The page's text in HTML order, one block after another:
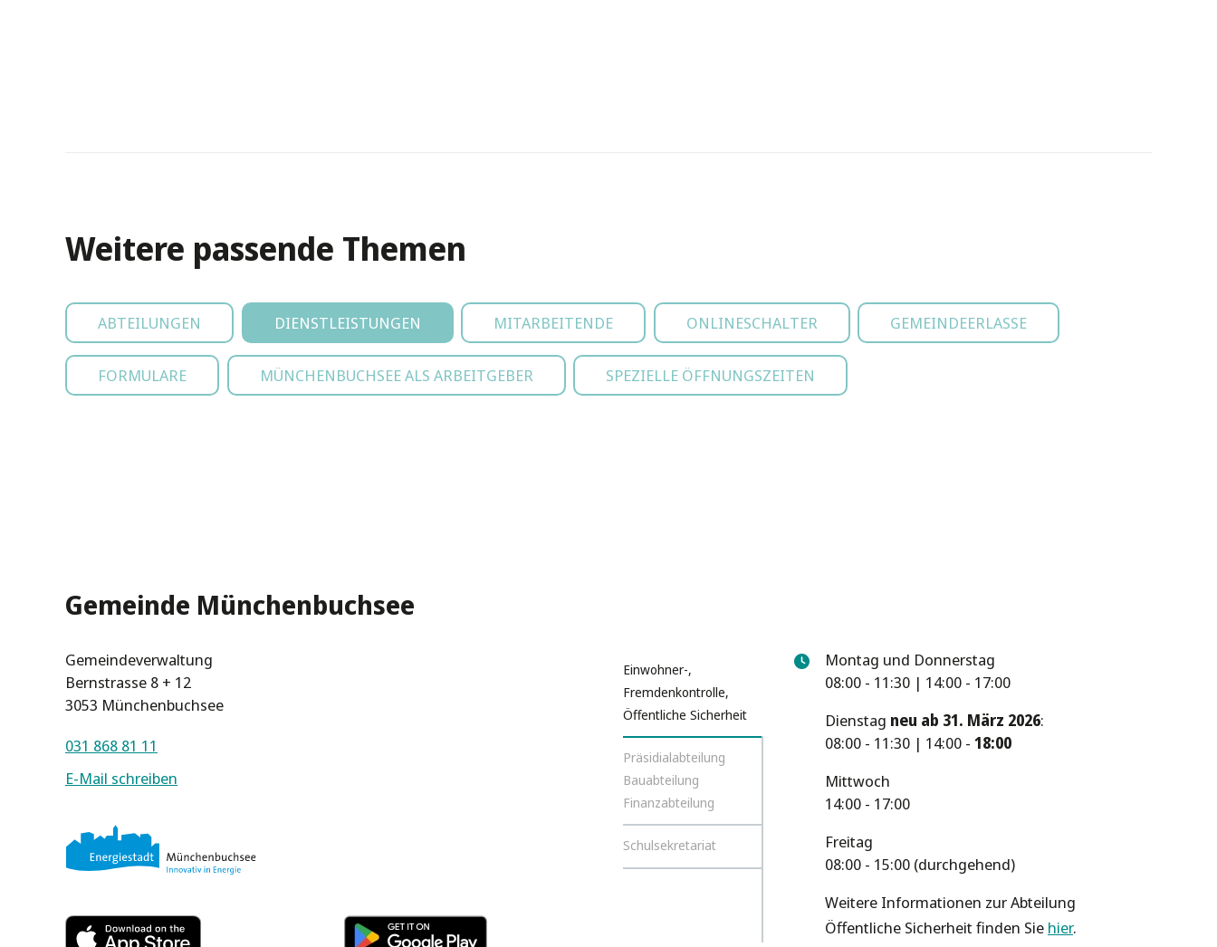
Weitere passende Themen
ABTEILUNGEN DIENSTLEISTUNGEN MITARBEITENDE ONLINESCHALTER GEMEINDEERLASSE
FORMULARE MÜNCHENBUCHSEE ALS ARBEITGEBER SPEZIELLE ÖFFNUNGSZEITEN
Gemeinde Münchenbuchsee
Gemeindeverwaltung
Bernstrasse 8 + 12
3053 Münchenbuchsee
031 868 81 11
E-Mail schreiben
Einwohner-,
Fremdenkontrolle,
Öffentliche Sicherheit
Präsidialabteilung
Bauabteilung
Finanzabteilung
Schulsekretariat
Montag und Donnerstag
08:00 - 11:30 | 14:00 - 17:00
Dienstag neu ab 31. März 2026:
08:00 - 11:30 | 14:00 -18:00
Mittwoch
14:00 - 17:00
Freitag
08:00 - 15:00 (durchgehend)
Weitere Informationen zur Abteilung
Öffentliche Sicherheit finden Siehier.